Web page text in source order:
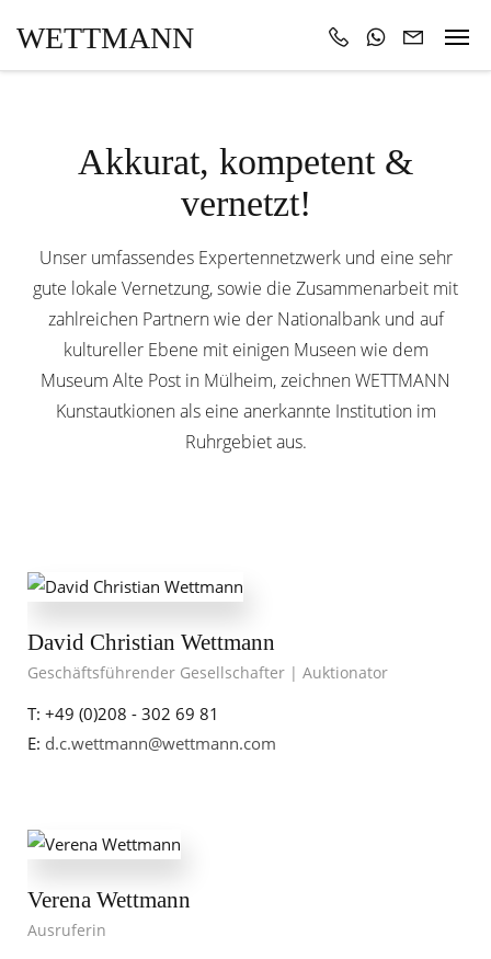
WETTMANN
Akkurat, kompetent &
vernetzt!
Unser umfassendes Expertennetzwerk und eine sehr
gute lokale Vernetzung, sowie die Zusammenarbeit mit
zahlreichen Partnern wie der Nationalbank und auf
kultureller Ebene mit einigen Museen wie dem
Museum Alte Post in Mülheim, zeichnen WETTMANN
Kunstautkionen als eine anerkannte Institution im
Ruhrgebiet aus.
David Christian Wettmann
Geschäftsführender Gesellschafter | Auktionator
T: +49 (0)208 - 302 69 81
E: d.c.wettmann@wettmann.com
Verena Wettmann
Ausruferin